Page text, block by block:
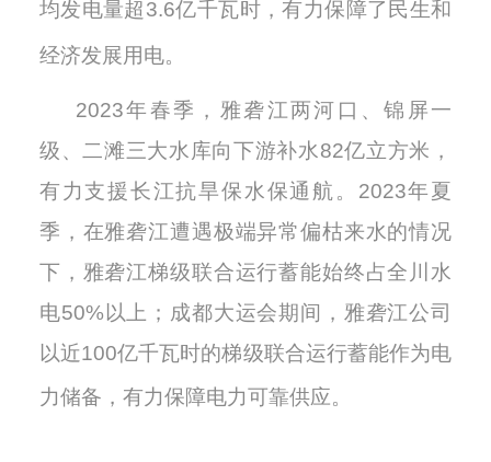
均发电量超3.6亿千瓦时，有力保障了民生和
经济发展用电。
2023年春季，雅砻江两河口、锦屏一
级、二滩三大水库向下游补水82亿立方米，
有力支援长江抗旱保水保通航。 2023年夏
季，在雅砻江遭遇极端异常偏枯来水的情况
下，雅砻江梯级联合运行蓄能始终占全川水
电50%以上；成都大运会期间，雅砻江公司
以近100亿千瓦时的梯级联合运行蓄能作为电
力储备，有力保障电力可靠供应。